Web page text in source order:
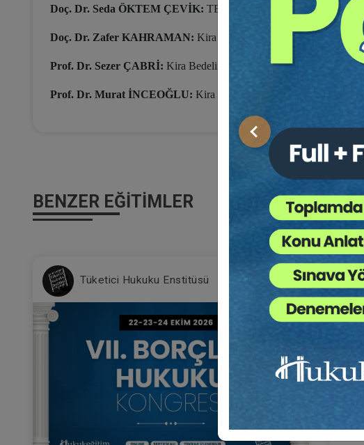
Önceki
Doç. Dr. Seda ÖKTEM ÇEVİK: TBK m.344 Uyarınca Kira
Doç. Dr. Zafer KAHRAMAN: Kira Sözleşmelerinde Alt Kira ve
Prof. Dr. Sezer ÇABRİ: Kira Bedelinin Ödenmemesi ve Sonuçları
Prof. Dr. Murat İNCEOĞLU: Kira Hukukunda Tahliye Sebepleri
BENZER EĞITIMLER
%25
Tüketici Hukuku Enstitüsü